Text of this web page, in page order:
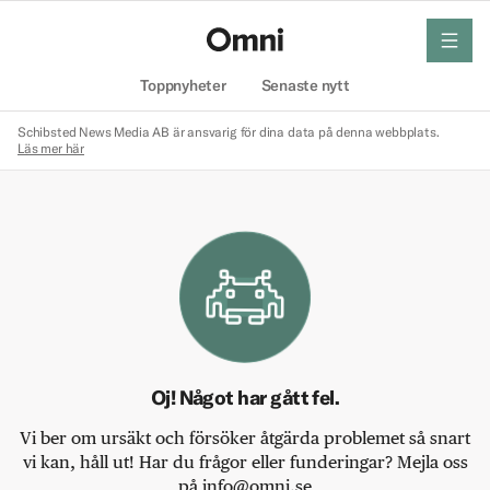
Toppnyheter Senaste nytt
meny
Schibsted News Media AB är ansvarig för dina data på denna webbplats.
Läs mer här
Oj! Något har gått fel.
Vi ber om ursäkt och försöker åtgärda problemet så snart
vi kan, håll ut! Har du frågor eller funderingar? Mejla oss